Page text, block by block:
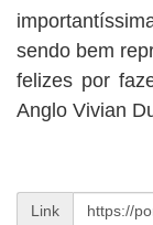
sendo bem
felizes por
Anglo Vivian
Link